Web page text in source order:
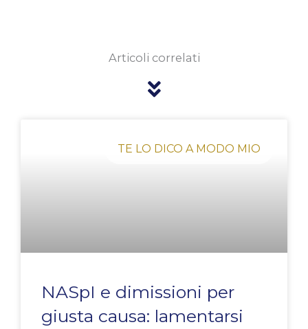
Articoli correlati
TE LO DICO A MODO MIO
NASpI e dimissioni per
giusta causa: lamentarsi